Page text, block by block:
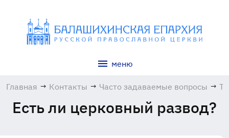
меню
Главная → Контакты → Часто задаваемые вопросы →
Есть ли церковный развод?